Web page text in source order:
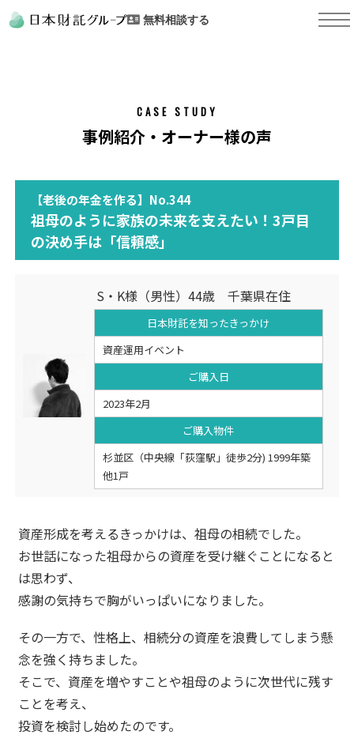
無料相談する
CASE STUDY
事例紹介・オーナー様の声
【老後の年金を作る】No.344
祖母のように家族の未来を支えたい！3戸目
の決め手は「信頼感」
S・K様（男性）44歳 千葉県在住
日本財託を知ったきっかけ
資産運用イベント
ご購入日
2023年2月
ご購入物件
杉並区（中央線「荻窪駅」徒歩2分) 1999年築
他1戸
資産形成を考えるきっかけは、祖母の相続でした。
お世話になった祖母からの資産を受け継ぐことになると
は思わず、
感謝の気持ちで胸がいっぱいになりました。
その一方で、性格上、相続分の資産を浪費してしまう懸
念を強く持ちました。
そこで、資産を増やすことや祖母のように次世代に残す
ことを考え、
投資を検討し始めたのです。